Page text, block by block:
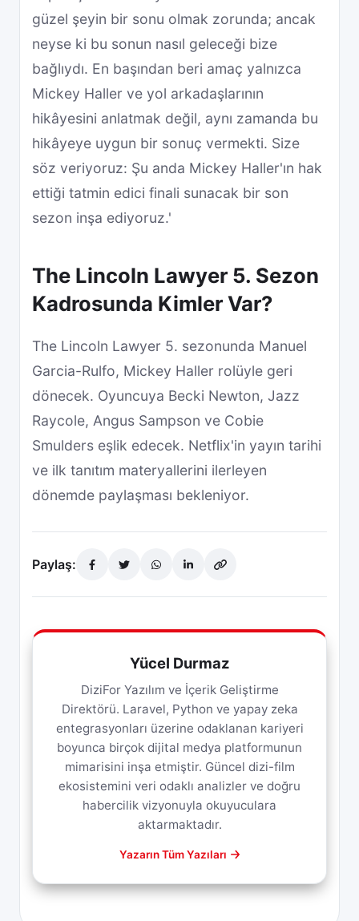
güzel şeyin bir sonu olmak zorunda; ancak
neyse ki bu sonun nasıl geleceği bize
bağlıydı. En başından beri amaç yalnızca
Mickey Haller ve yol arkadaşlarının
hikâyesini anlatmak değil, aynı zamanda bu
hikâyeye uygun bir sonuç vermekti. Size
söz veriyoruz: Şu anda Mickey Haller'ın hak
ettiği tatmin edici finali sunacak bir son
sezon inşa ediyoruz.'
The Lincoln Lawyer 5. Sezon
Kadrosunda Kimler Var?
The Lincoln Lawyer 5. sezonunda Manuel
Garcia-Rulfo, Mickey Haller rolüyle geri
dönecek. Oyuncuya Becki Newton, Jazz
Raycole, Angus Sampson ve Cobie
Smulders eşlik edecek. Netflix'in yayın tarihi
ve ilk tanıtım materyallerini ilerleyen
dönemde paylaşması bekleniyor.
Paylaş:
Yücel Durmaz
DiziFor Yazılım ve İçerik Geliştirme
Direktörü. Laravel, Python ve yapay zeka
entegrasyonları üzerine odaklanan kariyeri
boyunca birçok dijital medya platformunun
mimarisini inşa etmiştir. Güncel dizi-film
ekosistemini veri odaklı analizler ve doğru
habercilik vizyonuyla okuyuculara
aktarmaktadır.
Yazarın Tüm Yazıları